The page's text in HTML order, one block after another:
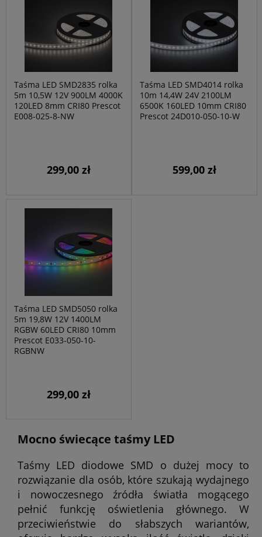
Taśma LED SMD2835 rolka
5m 10,5W 12V 900LM 4000K
120LED 8mm CRI80 Prescot
E008-025-8-NW
299,00 zł
Taśma LED SMD4014 rolka
10m 14,4W 24V 2100LM
6500K 160LED 10mm CRI80
Prescot 24D010-050-10-W
599,00 zł
Taśma LED SMD5050 rolka
5m 19,8W 12V 1400LM
RGBW 60LED CRI80 10mm
Prescot E033-050-10-
RGBNW
299,00 zł
Mocno świecące taśmy LED
Taśmy LED diodowe SMD o dużej mocy to
rozwiązanie dla osób, które szukają wydajnego
i nowoczesnego źródła światła mogącego
pełnić funkcję oświetlenia głównego. W
przeciwieństwie do słabszych wariantów,